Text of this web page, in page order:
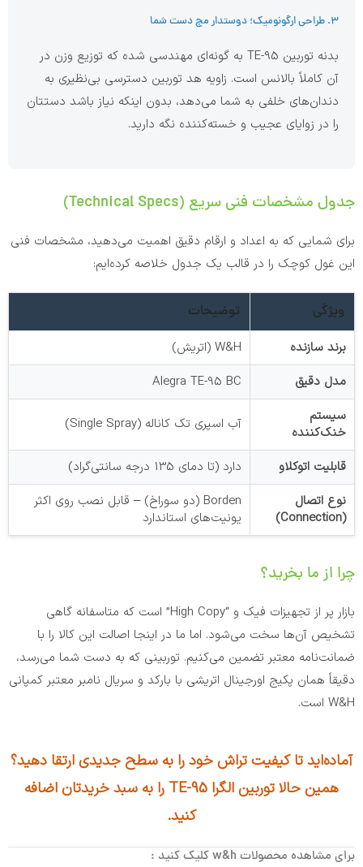
۳. طراحی ارگونومیک؛ دوستدار مچ دست شما
بدنه توربین TE-95 به گونه‌ای مهندسی شده که توزیع وزن در
آن کاملاً بالانس است. زاویه هد توربین دسترسی بی‌نظیری به
دندان‌های خلفی به شما می‌دهد، بدون اینکه نیاز باشد دستتان
را در زوایای عجیب و خسته‌کننده نگه دارید.
جدول مشخصات فنی سریع (Technical Specs)
برای شمایی که به اعداد و ارقام دقیق اهمیت می‌دهید، مشخصات فنی
این غول کوچک را در قالب یک جدول خلاصه کرده‌ایم:
ویژگی توضیحات
برند سازنده
W&H (اتریش)
مدل دقیق
Alegra TE-95 BC
سیستم
خنک‌کننده
آب اسپری تک کاناله (Single Spray)
قابلیت اتوکلاو
دارد (تا دمای 135 درجه سانتی‌گراد)
نوع اتصال
(Connection)
Borden (دو سوراخ) – قابل نصب روی اکثر
یونیت‌های استاندارد
چرا از ما بخرید؟
بازار پر از تجهیزات فیک و “High Copy” است که متاسفانه گاهی
تشخیص آن‌ها سخت می‌شود. اما ما در اینجا اصالت این کالا را با
ضمانت‌نامه معتبر تضمین می‌کنیم. توربینی که به دست شما می‌رسد،
دقیقاً همان پکیج اورجینال اتریشی با بارکد و سریال نامبر معتبر کمپانی
W&H است.
آماده‌اید تا کیفیت تراش خود را به سطح جدیدی ارتقا دهید؟
همین حالا توربین الگرا TE-95 را به سبد خریدتان اضافه
کنید.
برای مشاهده محصولات w&h کلیک کنید :